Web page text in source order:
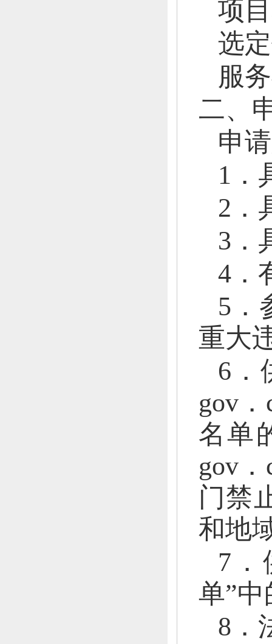
项
选
服
二、
申
1．
2．
3．
4．
5．
重大
6．
gov
名单
gov
门禁
和地
7．
单”
8．